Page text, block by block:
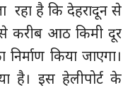
रहा है कि देहरादून से
करीब आठ किमी दूर
निर्माण किया जाएगा।
है। इस हेलीपोर्ट के